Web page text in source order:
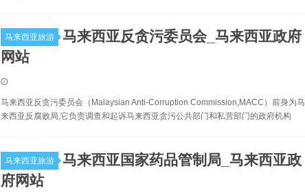
马来西亚旅游
马来西亚反贪污委员会_马来西亚政府
网站
马来西亚反贪污委员会（Malaysian Anti-Corruption Commission,MACC）前身为马
来西亚反腐败局,它负责调查和起诉马来西亚贪污公共部门和私营部门的政府机构
马来西亚旅游
马来西亚国家药品管制局_马来西亚政
府网站